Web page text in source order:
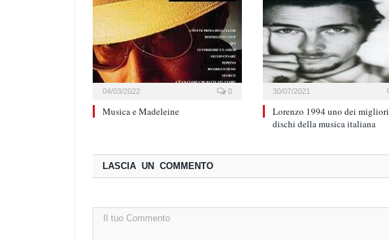
04/03/2022 0
Musica e Madeleine
30/07/2021
Lorenzo 1994 uno dei migliori
dischi della musica italiana
LASCIA UN COMMENTO